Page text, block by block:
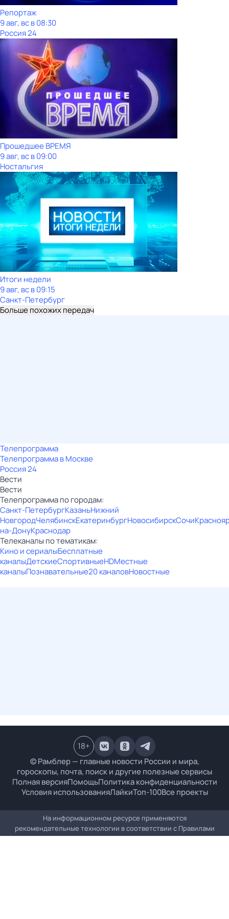
Репортаж
9 авг, вс в 08:30
Россия 24
Прошедшее ВРЕМЯ
9 авг, вс в 09:00
Ностальгия
Итоги недели
9 авг, вс в 09:15
Санкт-Петербург
Больше похожих передач
Телепрограмма
Телепрограмма в Москве
Россия 24
Вести
Вести
Телепрограмма по городам:
Санкт-ПетербургКазаньНижний
НовгородЧелябинскЕкатеринбургНовосибирскСочи
на-ДонуКраснодар
Телеканалы по тематикам:
Кино и сериалыБесплатные
каналыДетскиеСпортивныеHDМестные
каналыПознавательные20 каналовНовостные
© Рамблер — главные новости России и мира,
гороскопы, почта, поиск и другие полезные сервисы
Полная версияПомощьПолитика конфиденциальности
Условия использованияЛайкиТоп-100Все проекты
18+
На информационном ресурсе применяются
рекомендательные технологии в соответствии с Правилами